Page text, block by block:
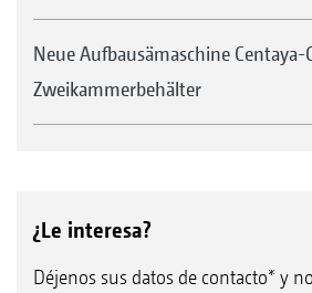
Neue Aufbausämaschine Centaya-
Zweikammerbehälter
¿Le interesa?
Déjenos sus datos de contacto* y